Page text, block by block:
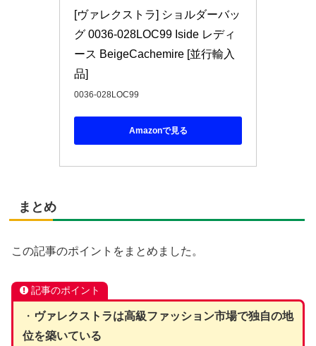
[ヴァレクストラ] ショルダーバッ
グ 0036-028LOC99 Iside レディ
ース BeigeCachemire [並行輸入
品]
0036-028LOC99
Amazonで見る
まとめ
この記事のポイントをまとめました。
記事のポイント
・ ヴァレクストラは高級ファッション市場で独自の地
位を築いている